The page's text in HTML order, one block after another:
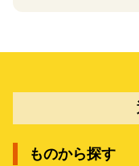
ものから探す